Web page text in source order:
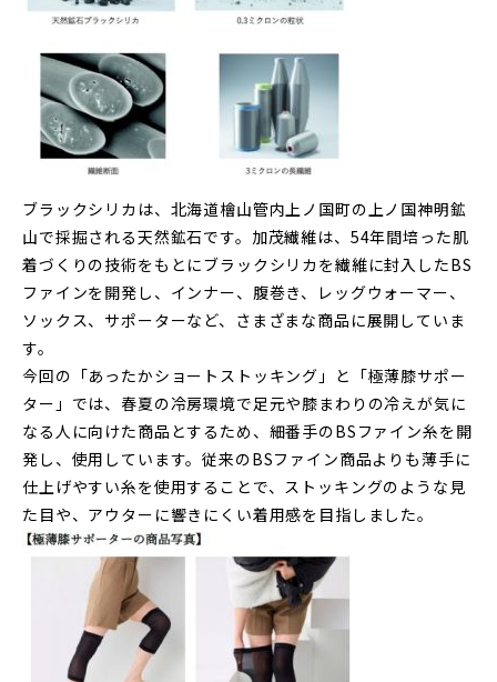
ブラックシリカは、北海道檜山管内上ノ国町の上ノ国神明鉱
山で採掘される天然鉱石です。加茂繊維は、54年間培った肌
着づくりの技術をもとにブラックシリカを繊維に封入したBS
ファインを開発し、インナー、腹巻き、レッグウォーマー、
ソックス、サポーターなど、さまざまな商品に展開していま
す。
今回の「あったかショートストッキング」と「極薄膝サポー
ター」では、春夏の冷房環境で足元や膝まわりの冷えが気に
なる人に向けた商品とするため、細番手のBSファイン糸を開
発し、使用しています。従来のBSファイン商品よりも薄手に
仕上げやすい糸を使用することで、ストッキングのような見
た目や、アウターに響きにくい着用感を目指しました。